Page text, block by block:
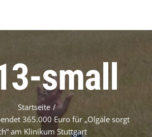
small
Startseite /
365.000 Euro für „Olgäle sorgt
am Klinikum Stuttgart